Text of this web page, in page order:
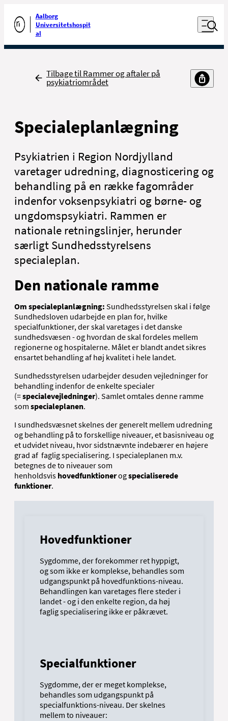
Gå til forsiden
Aalborg
Universitetshospit
al
Åben
Udfør søgning
Tilbage
Tilbage til Rammer og aftaler på
psykiatriområdet
Specialeplanlægning
Psykiatrien i Region Nordjylland
varetager udredning, diagnosticering og
behandling på en række fagområder
indenfor voksenpsykiatri og børne- og
ungdomspsykiatri. Rammen er
nationale retningslinjer, herunder
særligt Sundhedsstyrelsens
specialeplan.
Den nationale ramme
Om specialeplanlægning: Sundhedsstyrelsen skal i følge
Sundhedsloven udarbejde en plan for, hvilke
specialfunktioner, der skal varetages i det danske
sundhedsvæsen - og hvordan de skal fordeles mellem
regionerne og hospitalerne. Målet er blandt andet sikres
ensartet behandling af høj kvalitet i hele landet.
Sundhedsstyrelsen udarbejder desuden vejledninger for
behandling indenfor de enkelte specialer
(=specialevejledninger). Samlet omtales denne ramme
som specialeplanen.
I sundhedsvæsnet skelnes der generelt mellem udredning
og behandling på to forskellige niveauer, et basisniveau og
et udvidet niveau, hvor sidstnævnte indebærer en højere
grad af faglig specialisering. I specialeplanen m.v.
betegnes de to niveauer som
henholdsvis hovedfunktionerogspecialiserede
funktioner.
Hovedfunktioner
Sygdomme, der forekommer ret hyppigt,
og som ikke er komplekse, behandles som
udgangspunkt på hovedfunktions-niveau.
Behandlingen kan varetages flere steder i
landet - og i den enkelte region, da høj
faglig specialisering ikke er påkrævet.
Specialfunktioner
Sygdomme, der er meget komplekse,
behandles som udgangspunkt på
specialfunktions-niveau. Der skelnes
mellem to niveauer: